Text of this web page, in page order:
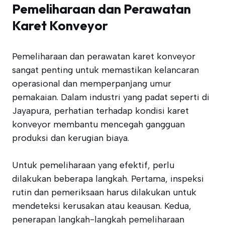
Pemeliharaan dan Perawatan
Karet Konveyor
Pemeliharaan dan perawatan karet konveyor
sangat penting untuk memastikan kelancaran
operasional dan memperpanjang umur
pemakaian. Dalam industri yang padat seperti di
Jayapura, perhatian terhadap kondisi karet
konveyor membantu mencegah gangguan
produksi dan kerugian biaya.
Untuk pemeliharaan yang efektif, perlu
dilakukan beberapa langkah. Pertama, inspeksi
rutin dan pemeriksaan harus dilakukan untuk
mendeteksi kerusakan atau keausan. Kedua,
penerapan langkah-langkah pemeliharaan